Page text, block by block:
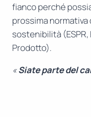
fianco perché
prossima normativa
sostenibilità (ESPR,
Prodotto).
«Siate parte del